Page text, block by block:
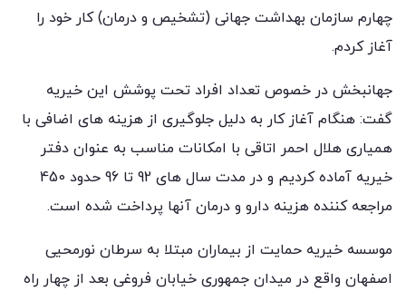
چهارم سازمان بهداشت جهانی (تشخیص و درمان) کار خود را
آغاز کردم.
جهانبخش در خصوص تعداد افراد تحت پوشش این خیریه
گفت: هنگام آغاز کار به دلیل جلوگیری از هزینه های اضافی با
همیاری هلال احمر اتاقی با امکانات مناسب به عنوان دفتر
خیریه آماده کردیم و در مدت سال های 92 تا 96 حدود 450
مراجعه کننده هزینه دارو و درمان آنها پرداخت شده است.
موسسه خیریه حمایت از بیماران مبتلا به سرطان نورمحیی
اصفهان واقع در میدان جمهوری خیابان فروغی بعد از چهار راه